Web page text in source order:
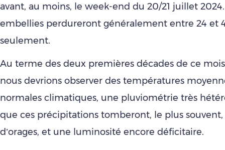
avant, au moins, le week-end du 20/21 juillet
embellies perdureront généralement entre 24 et
seulement.
Au terme des deux premières décades de ce
nous devrions observer des températures
normales climatiques, une pluviométrie très
que ces précipitations tomberont, le plus souvent,
d’orages, et une luminosité encore déficitaire.